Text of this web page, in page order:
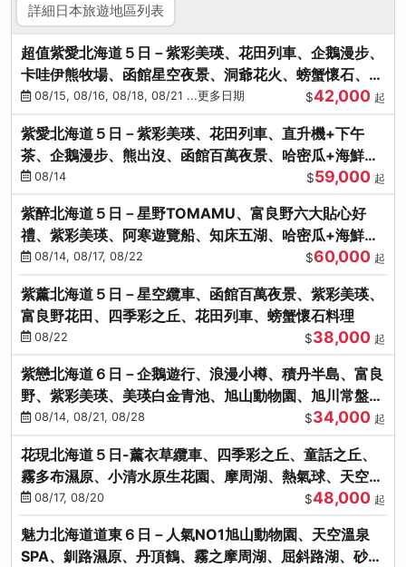
詳細日本旅遊地區列表
超值紫愛北海道５日－紫彩美瑛、花田列車、企鵝漫步、
卡哇伊熊牧場、函館星空夜景、洞爺花火、螃蟹懷石、啤
酒暢飲
08/15, 08/16, 08/18, 08/21 ...更多日期 $42,000 起
紫愛北海道５日－紫彩美瑛、花田列車、直升機+下午
茶、企鵝漫步、熊出沒、函館百萬夜景、哈密瓜+海鮮和
牛八大螃蟹吃到飽
08/14 $59,000 起
紫醉北海道５日－星野TOMAMU、富良野六大貼心好
禮、紫彩美瑛、阿寒遊覽船、知床五湖、哈密瓜+海鮮和
牛螃蟹吃到飽
08/14, 08/17, 08/22 $60,000 起
紫薰北海道５日－星空纜車、函館百萬夜景、紫彩美瑛、
富良野花田、四季彩之丘、花田列車、螃蟹懷石料理
08/22 $38,000 起
紫戀北海道６日－企鵝遊行、浪漫小樽、積丹半島、富良
野、紫彩美瑛、美瑛白金青池、旭山動物園、旭川常盤旋
轉塔08/14, 08/21, 08/28 $34,000 起
花現北海道５日-薰衣草纜車、四季彩之丘、童話之丘、
霧多布濕原、小清水原生花園、摩周湖、熱氣球、天空溫
泉SPA、螃蟹吃到飽
08/17, 08/20 $48,000 起
魅力北海道道東６日－人氣NO1旭山動物園、天空溫泉
SPA、釧路濕原、丹頂鶴、霧之摩周湖、屈斜路湖、砂湯